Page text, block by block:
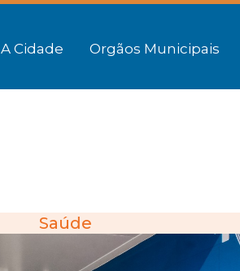
A Cidade Orgãos Municipais
Saúde